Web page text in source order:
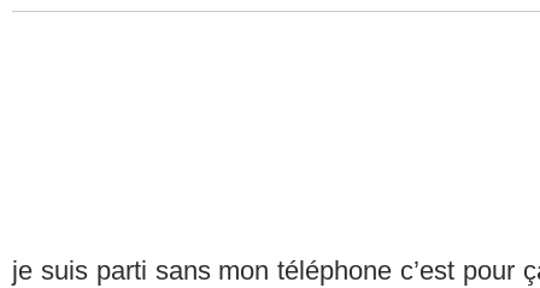
je suis parti sans mon téléphone c’est pour